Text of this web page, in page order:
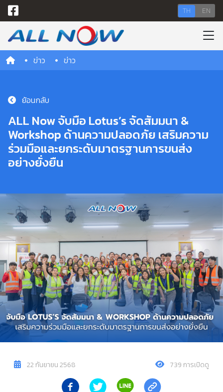
TH EN
ข่าว ข่าว
ย้อนกลับ
ALL Now จับมือ Lotus’s จัดสัมมนา &
Workshop ด้านความปลอดภัย เสริมความ
ร่วมมือและยกระดับมาตรฐานการขนส่ง
อย่างยั่งยืน
22 กันยายน 2568 739 การเปิดดู